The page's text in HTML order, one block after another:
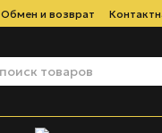
Обмен и возврат